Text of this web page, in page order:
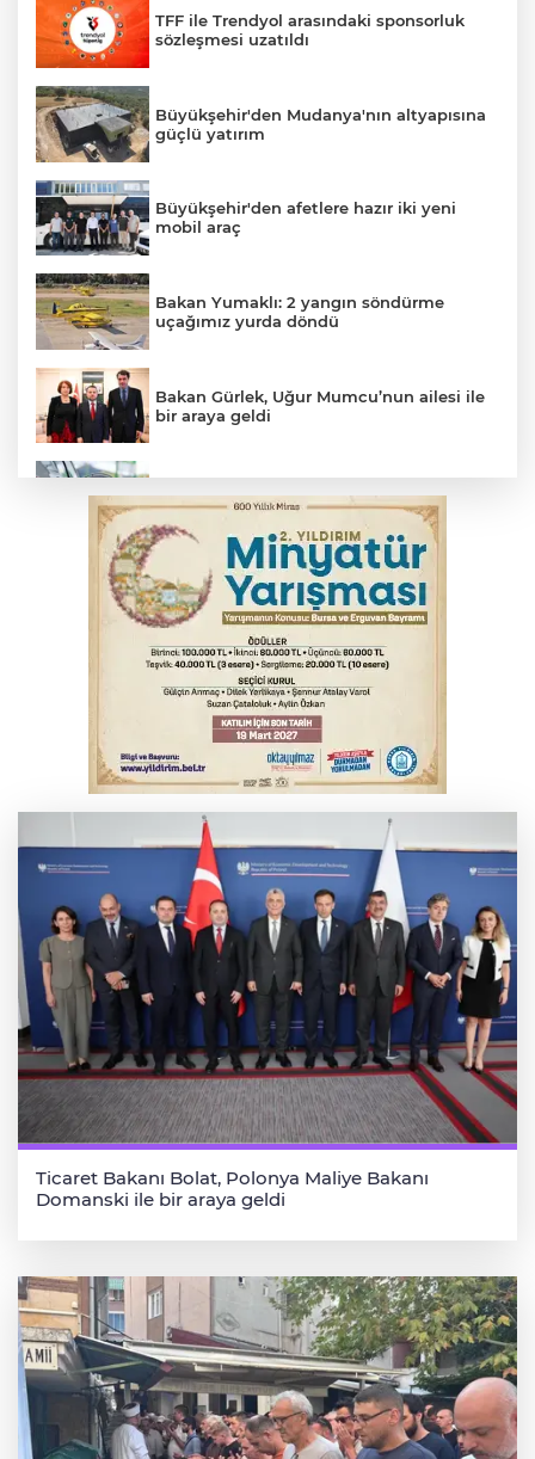
TFF ile Trendyol arasındaki sponsorluk
sözleşmesi uzatıldı
Büyükşehir'den Mudanya'nın altyapısına
güçlü yatırım
Büyükşehir'den afetlere hazır iki yeni
mobil araç
Bakan Yumaklı: 2 yangın söndürme
uçağımız yurda döndü
Bakan Gürlek, Uğur Mumcu’nun ailesi ile
bir araya geldi
yansıyacak mı?
YENİ Parti Genel Başkanı Özel'den
Çerçeve Yasa yorumu
Serbest piyasada döviz fiyatları
Serbest piyasada altın fiyatları...
Ticaret Bakanı Bolat, Polonya Maliye Bakanı
Domanski ile bir araya geldi